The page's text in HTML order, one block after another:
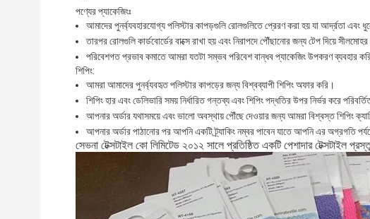
পণ্যের প্যাকেজিংঃ
আমাদের পুনর্ব্যবহারযোগ্য পলিস্টার কাপড়গুলি রোলগুলিতে প্রেরণ করা হয় যা আর্দ্রতা এবং
তারপর রোলগুলি কার্ডবোর্ডের বাক্সে রাখা হয় এবং নিরাপদে পৌঁছানোর জন্য টেপ দিয়ে
পরিবেশগত প্রভাব কমাতে আমরা যতটা সম্ভব পরিবেশ বান্ধব প্যাকেজিং উপকরণ ব্যবহার
শিপিং:
আমরা আমাদের পুনর্ব্যবহৃত পলিস্টার কাপড়ের জন্য বিশ্বব্যাপী শিপিং অফার করি।
শিপিং হার এবং ডেলিভারি সময় নির্ধারিত গন্তব্য এবং শিপিং পদ্ধতির উপর নির্ভর করে
আপনার অর্ডার যথাসময়ে এবং ভালো অবস্থায় পৌঁছে দেওয়ার জন্য আমরা বিশ্বস্ত শিপিং
আপনার অর্ডার পাঠানোর পর আপনি একটি ট্র্যাকিং নম্বর পাবেন যাতে আপনি এর অগ্রগতি
সেভনা টেক্সটাইল কো লিমিটেড ২০১২ সালে প্রতিষ্ঠিত একটি পেশাদার টেক্সটাইল